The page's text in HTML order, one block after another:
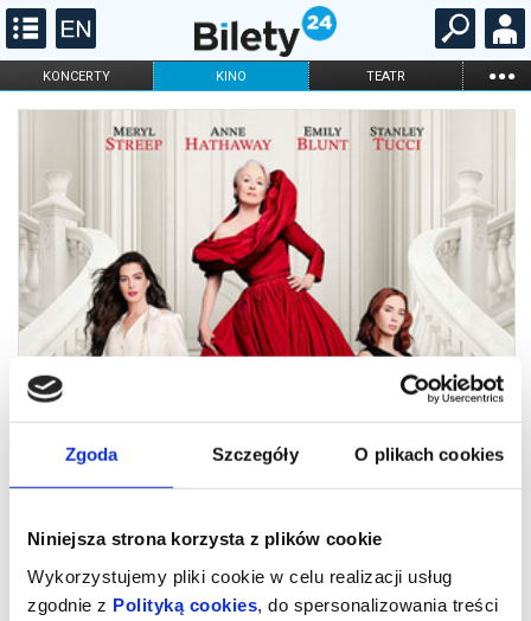
Zgoda Szczegóły O plikach cookies
Niniejsza strona korzysta z plików cookie
Wykorzystujemy pliki cookie w celu realizacji usług
zgodnie z Polityką cookies , do spersonalizowania treści
KONCERTY KINO TEATR ...
FILHARMONIA OPERA I BALET
DLA DZIECI
ONLINE KARNETY